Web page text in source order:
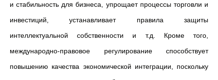
и стабильность для бизнеса, упрощает процессы торговли и
инвестиций, устанавливает правила защиты
интеллектуальной собственности и т.д. Кроме того,
международно-правовое регулирование способствует
повышению качества экономической интеграции, поскольку